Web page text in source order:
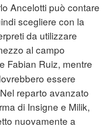
Ancelotti può contare
scegliere con la
da utilizzare
al campo
e Fabian Ruiz, mentre
essere
reparto avanzato
di Insigne e Milik,
nuovamente a